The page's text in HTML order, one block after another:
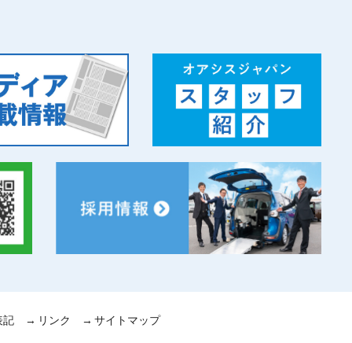
記 リンク サイトマップ